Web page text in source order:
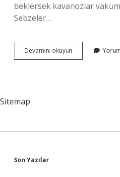
beklersek kavanozlar
Sebzeler…
Devamını okuyun
Turşusunun
Sitemap
Sidebar
Son Yazılar